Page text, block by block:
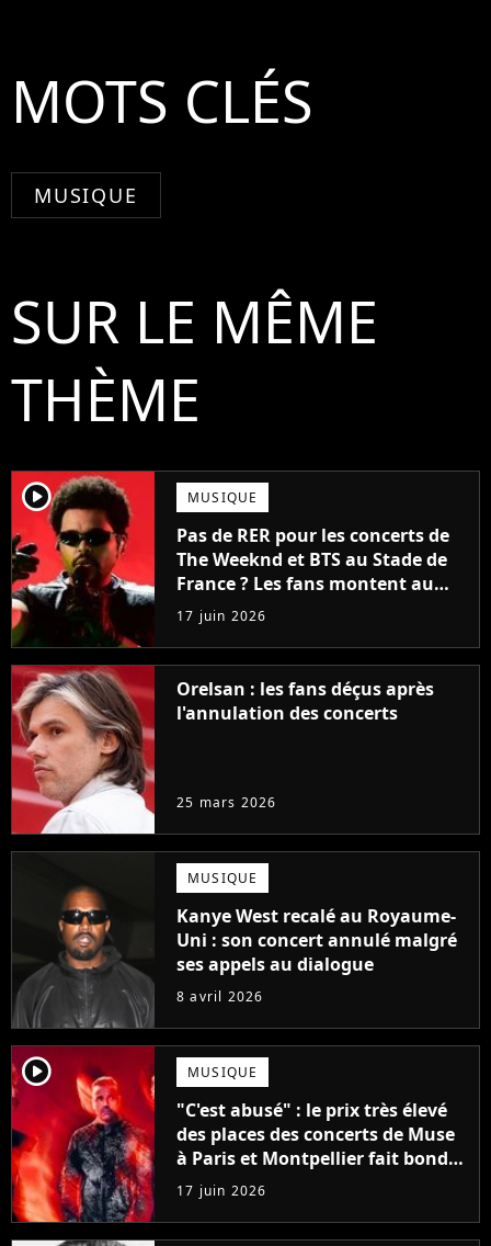
MOTS CLÉS
MUSIQUE
SUR LE MÊME
THÈME
player2 MUSIQUE
Pas de RER pour les concerts de
The Weeknd et BTS au Stade de
France ? Les fans montent au
créneau et font plier la RATP
17 juin 2026
Orelsan : les fans déçus après
l'annulation des concerts
25 mars 2026
MUSIQUE
Kanye West recalé au Royaume-
Uni : son concert annulé malgré
ses appels au dialogue
8 avril 2026
player2 MUSIQUE
"C'est abusé" : le prix très élevé
des places des concerts de Muse
à Paris et Montpellier fait bondir
les fans
17 juin 2026